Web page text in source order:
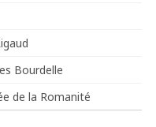
Bourdelle
de la Romanité